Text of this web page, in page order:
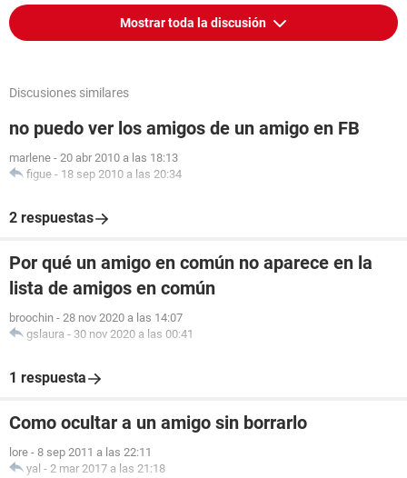
Mostrar toda la discusión
Discusiones similares
no puedo ver los amigos de un amigo en FB
marlene - 20 abr 2010 a las 18:13
figue - 18 sep 2010 a las 20:34
2 respuestas
Por qué un amigo en común no aparece en la
lista de amigos en común
broochin - 28 nov 2020 a las 14:07
gslaura - 30 nov 2020 a las 00:41
1 respuesta
Como ocultar a un amigo sin borrarlo
lore - 8 sep 2011 a las 22:11
yal - 2 mar 2017 a las 21:18